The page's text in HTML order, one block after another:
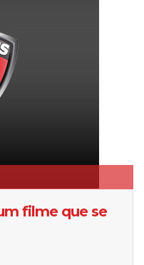
filme que se